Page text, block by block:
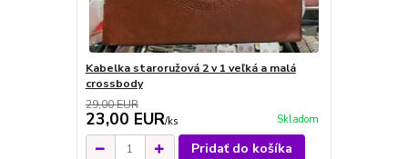
Kabelka staroružová 2 v 1 veľká a malá
crossbody
29,00 EUR
23,00 EUR/ks Skladom
Pridať do košíka